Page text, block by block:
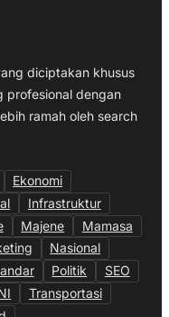
diciptakan khusus
profesional dengan
ramah oleh search
Ekonomi
Infrastruktur
Majene
Mamasa
Nasional
Politik
SEO
Transportasi